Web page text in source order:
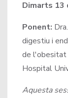
Dimarts 13
Ponent:
digestiu i
de l'obesitat
Hospital
Aquesta